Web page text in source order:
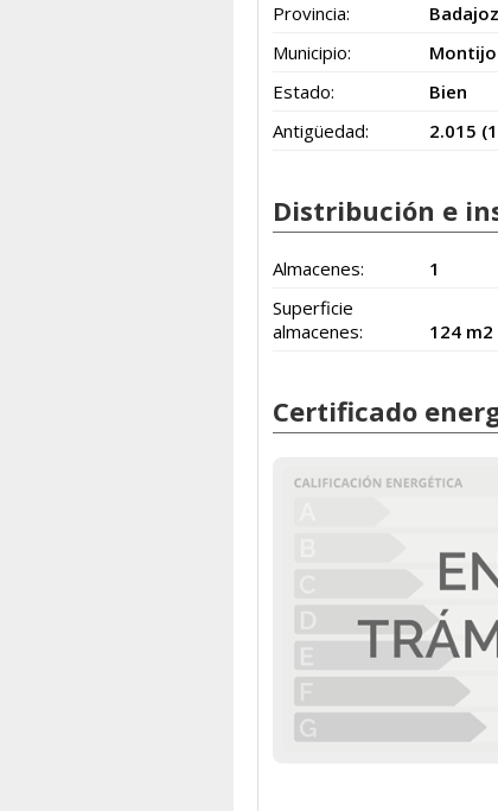
Provincia:
Badajoz
Municipio:
Montijo
Estado:
Bien
Antigüedad:
2.015
Distribución e
Almacenes:
1
Superficie
almacenes:
124 m2
Certificado